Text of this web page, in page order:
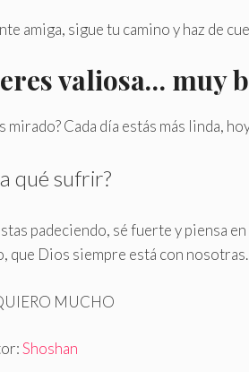
amiga, sigue tu camino y haz de
valiosa… muy
mirado? Cada día estás más linda,
qué sufrir?
padeciendo, sé fuerte y piensa
que Dios siempre está con nosotras.
MUCHO
Shoshan